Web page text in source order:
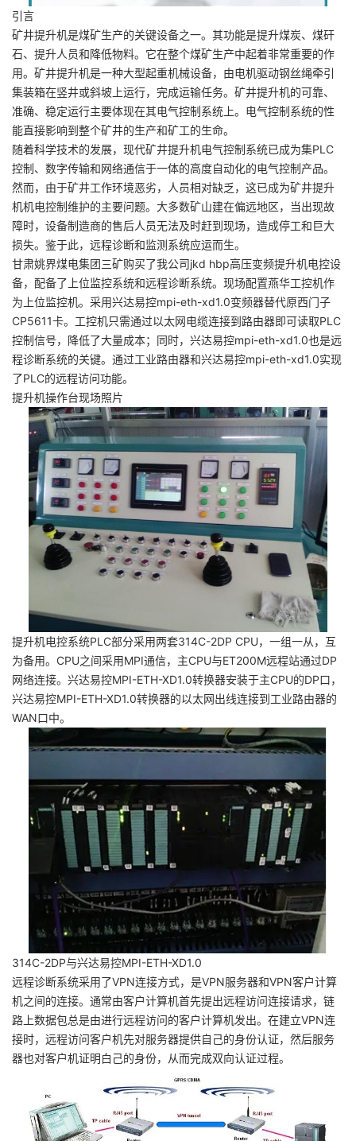
引言
矿井提升机是煤矿生产的关键设备之一。其功能是提升煤炭、煤矸
石、提升人员和降低物料。它在整个煤矿生产中起着非常重要的作
用。矿井提升机是一种大型起重机械设备，由电机驱动钢丝绳牵引
集装箱在竖井或斜坡上运行，完成运输任务。矿井提升机的可靠、
准确、稳定运行主要体现在其电气控制系统上。电气控制系统的性
能直接影响到整个矿井的生产和矿工的生命。
随着科学技术的发展，现代矿井提升机电气控制系统已成为集PLC
控制、数字传输和网络通信于一体的高度自动化的电气控制产品。
然而，由于矿井工作环境恶劣，人员相对缺乏，这已成为矿井提升
机机电控制维护的主要问题。大多数矿山建在偏远地区，当出现故
障时，设备制造商的售后人员无法及时赶到现场，造成停工和巨大
损失。鉴于此，远程诊断和监测系统应运而生。
甘肃姚界煤电集团三矿购买了我公司jkd hbp高压变频提升机电控设
备，配备了上位监控系统和远程诊断系统。现场配置燕华工控机作
为上位监控机。采用兴达易控mpi-eth-xd1.0变频器替代原西门子
CP5611卡。工控机只需通过以太网电缆连接到路由器即可读取PLC
控制信号，降低了大量成本；同时，兴达易控mpi-eth-xd1.0也是远
程诊断系统的关键。通过工业路由器和兴达易控mpi-eth-xd1.0实现
了PLC的远程访问功能。
提升机操作台现场照片
提升机电控系统PLC部分采用两套314C-2DP CPU，一组一从，互
为备用。CPU之间采用MPI通信，主CPU与ET200M远程站通过DP
网络连接。兴达易控MPI-ETH-XD1.0转换器安装于主CPU的DP口，
兴达易控MPI-ETH-XD1.0转换器的以太网出线连接到工业路由器的
WAN口中。
314C-2DP与兴达易控MPI-ETH-XD1.0
远程诊断系统采用了VPN连接方式，是VPN服务器和VPN客户计算
机之间的连接。通常由客户计算机首先提出远程访问连接请求，链
路上数据包总是由进行远程访问的客户计算机发出。在建立VPN连
接时，远程访问客户机先对服务器提供自己的身份认证，然后服务
器也对客户机证明白己的身份，从而完成双向认证过程。